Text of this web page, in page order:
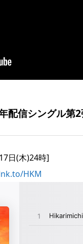
配信シングル第2
日(木)24時]
HKM